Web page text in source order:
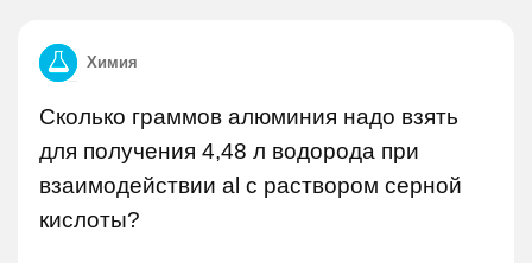
Химия
Сколько граммов алюминия надо взять
для получения 4,48 л водорода при
взаимодействии al с раствором серной
кислоты?